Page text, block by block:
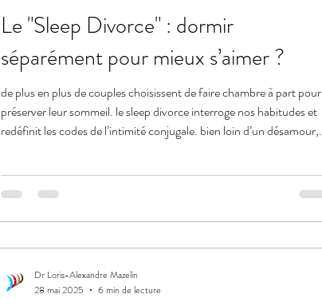
Le "Sleep Divorce" : dormir
séparément pour mieux s’aimer ?
de plus en plus de couples choisissent de faire chambre à part pour
préserver leur sommeil. le sleep divorce interroge nos habitudes et
redéfinit les codes de l’intimité conjugale. bien loin d’un désamour,
Dr Loris-Alexandre Mazelin
28 mai 2025
6 min de lecture